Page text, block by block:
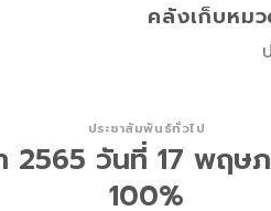
คลังเก็บหม
ประชาสัมพันธ์ทั่วไป
2565 วันที่ 17 พฤ
100%